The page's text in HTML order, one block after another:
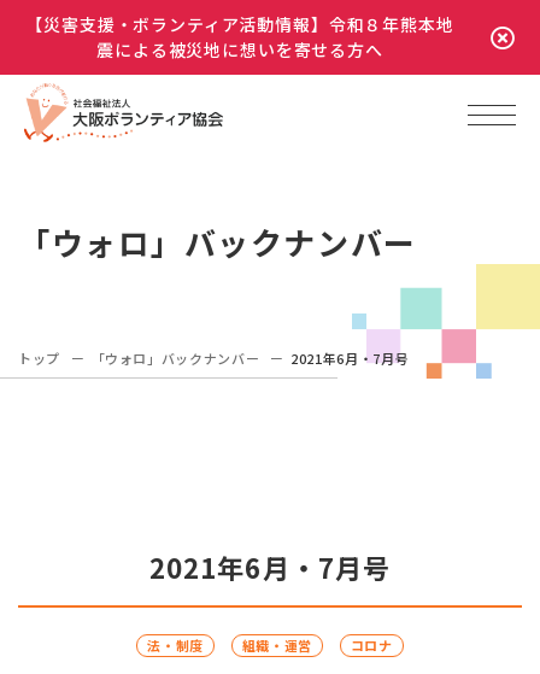
【災害支援・ボランティア活動情報】令和８年熊本地
震による被災地に想いを寄せる方へ
「ウォロ」バックナンバー
トップ 「ウォロ」バックナンバー 2021年6月・7月号
2021年6月・7月号
法・制度 組織・運営 コロナ